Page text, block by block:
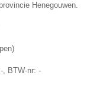
Henegouwen.
)
-, BTW-nr: -